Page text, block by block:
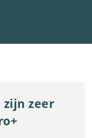
zeer